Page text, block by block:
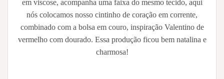
em viscose, acompanha uma faixa do mesmo tecido, aqui
nós colocamos nosso cintinho de coração em corrente,
combinado com a bolsa em couro, inspiração Valentino de
vermelho com dourado. Essa produção ficou bem natalina e
charmosa!